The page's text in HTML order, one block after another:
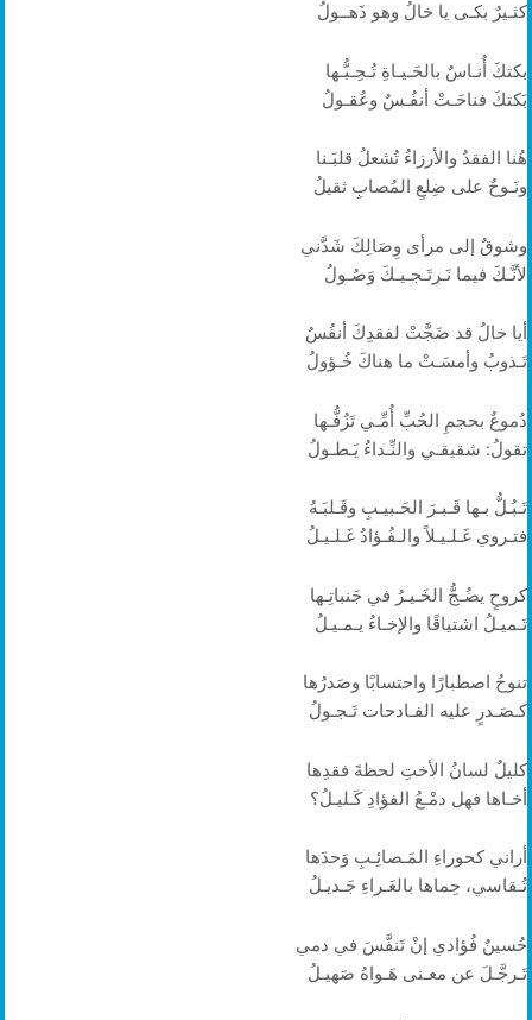
كثـيرٌ بكـى يا خالُ وهو ذَهــولُ
بكتكَ أُنـاسٌ بالحَـيـاةِ تُـحِـبُّـها
بَكتكَ فناحَـتْ أنفُـسٌ وعُقـولُ
هُنا الفقدُ والأرزاءُ تُشعلُ قلبَـنا
ونَـوحٌ على ضِلعِ المُصابِ ثقيلُ
وشوقٌ إلى مرأى وِصَالِكَ شَدَّني
لأنَّـكَ فيما نَـرتَـجـيـكَ وَصُـولُ
أيا خالُ قد ضَجَّتْ لفقدِكَ أنفُسٌ
تَـذوبُ وأمسَـتْ ما هناكَ خُـؤولُ
دُموعٌ بحجمِ الحُبِّ أُمِّـي تَزُفُّـها
تقولُ: شقيقـي والنِّـداءُ يَـطـولُ
تَـبُـلُّ بـها قَـبـرَ الحَـبيـبِ وقَـلبَـهُ
فتـروي غَـلـيـلاً والـفُـؤادُ غَـلـيـلُ
كروحٍ يضُـجُّ الخَـيـرُ في جَنباتِـها
تَـميـلُ اشتياقًا والإخـاءُ يـمـيـلُ
تنوحُ اصطبارًا واحتسابًا وصَدرُها
كـصَـدرٍ عليه الفـادحات تَـجـولُ
كليلٌ لسانُ الأختِ لحظةَ فقدِها
أخـاها فهل دمْـعُ الفؤادِ كَـليـلُ؟
أراني كحوراءِ المَـصائِـبِ وَحدَها
تُـقاسي، حِماها بالعَـراءِ جَـديـلُ
حُسينٌ فُؤادي إنْ تَنفَّسَ في دمي
تَـرجَّـلَ عن معـنى هَـواهُ صَهيـلُ